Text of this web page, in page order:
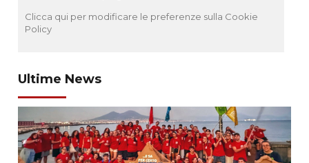
Clicca qui per modificare le preferenze sulla Cookie
Policy
Ultime News